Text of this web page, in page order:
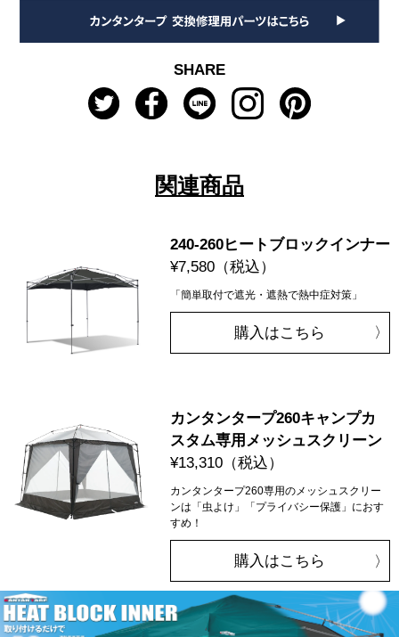
SHARE
関連商品
240-260ヒートブロックインナー
¥7,580（税込）
「簡単取付で遮光・遮熱で熱中症対策」
購入はこちら
カンタンタープ260キャンプカ
スタム専用メッシュスクリーン
¥13,310（税込）
カンタンタープ260専用のメッシュスクリー
ンは「虫よけ」「プライバシー保護」におす
すめ！
購入はこちら